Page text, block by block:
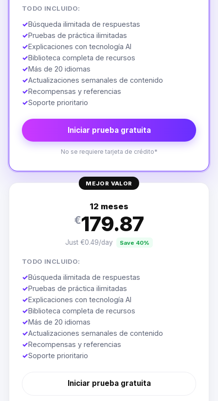
TODO INCLUIDO:
✓Búsqueda ilimitada de respuestas
✓Pruebas de práctica ilimitadas
✓Explicaciones con tecnología AI
✓Biblioteca completa de recursos
✓Más de 20 idiomas
✓Actualizaciones semanales de contenido
✓Recompensas y referencias
✓Soporte prioritario
Iniciar prueba gratuita
No se requiere tarjeta de crédito*
MEJOR VALOR
12 meses
€179.87
Just €0.49/day Save 40%
TODO INCLUIDO:
✓Búsqueda ilimitada de respuestas
✓Pruebas de práctica ilimitadas
✓Explicaciones con tecnología AI
✓Biblioteca completa de recursos
✓Más de 20 idiomas
✓Actualizaciones semanales de contenido
✓Recompensas y referencias
✓Soporte prioritario
Iniciar prueba gratuita